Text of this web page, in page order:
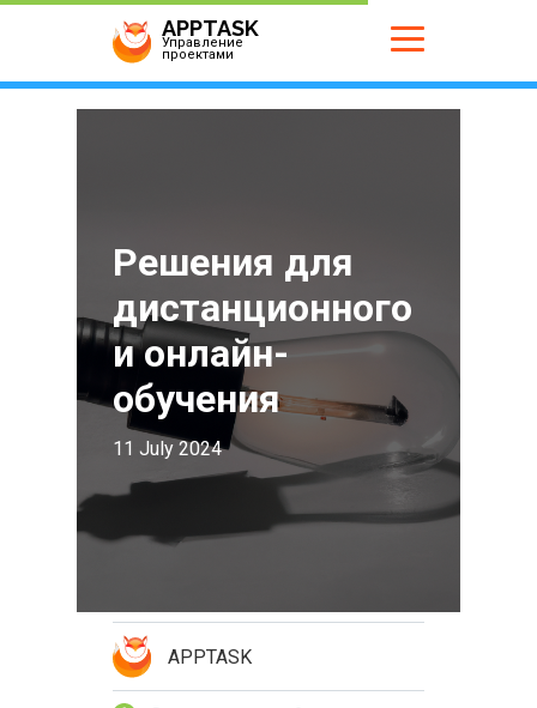
APPTASK
Управление
проектами
Решения для
дистанционного
и онлайн-
обучения
11 July 2024
APPTASK